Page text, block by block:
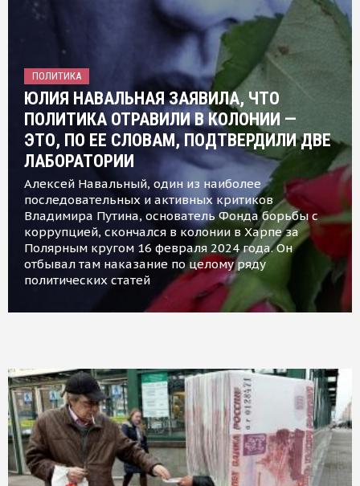
ПОЛИТИКА
ЮЛИЯ НАВАЛЬНАЯ ЗАЯВИЛА, ЧТО
ПОЛИТИКА ОТРАВИЛИ В КОЛОНИИ —
ЭТО, ПО ЕЕ СЛОВАМ, ПОДТВЕРДИЛИ ДВЕ
ЛАБОРАТОРИИ
Алексей Навальный, один из наиболее
последовательных и активных критиков
Владимира Путина, основатель Фонда борьбы с
коррупцией, скончался в колонии в Харпе за
Полярным кругом 16 февраля 2024 года. Он
отбывал там наказание по целому ряду
политических статей